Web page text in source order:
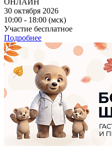
30 октября 2026
10:00 - 18:00 (мск)
Участие бесплатное
Подробнее